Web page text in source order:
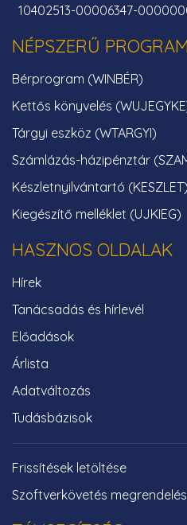
10402513-00006347-
NÉPSZERŰ
Bérprogram (WINBÉR)
Kettős könyvelés
Tárgyi eszköz (WTARGYI)
Számlázás-házipénztár
Készletnyilvántartó (KESZLET)
Kiegészítő melléklet (UJKIEG)
HASZNOS OLDALAK
Hírek
Tanácsadás és hírlevél
Előadások
Árlista
Adatváltozás
Tudásbázisok
Frissítések letöltése
Szoftverkövetés